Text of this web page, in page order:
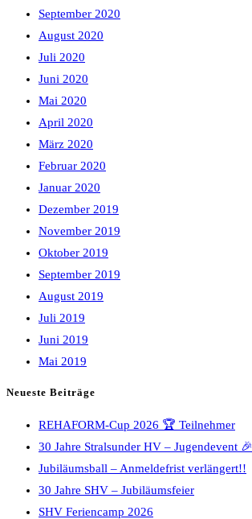
September 2020
August 2020
Juli 2020
Juni 2020
Mai 2020
April 2020
März 2020
Februar 2020
Januar 2020
Dezember 2019
November 2019
Oktober 2019
September 2019
August 2019
Juli 2019
Juni 2019
Mai 2019
Neueste Beiträge
REHAFORM-Cup 2026 🏆 Teilnehmer
30 Jahre Stralsunder HV – Jugendevent 🎉
Jubiläumsball – Anmeldefrist verlängert!!
30 Jahre SHV – Jubiläumsfeier
SHV Feriencamp 2026